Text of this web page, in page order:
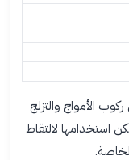
الأمواج والتزلج
استخدامها لالتقاط